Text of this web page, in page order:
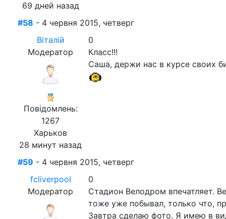
69 дней назад
#58 - 4 червня 2015, четверг
Віталій
Модератор
Повідомлень:
1267
Харьков
28 минут назад
0
Класс!!!
Саша, держи нас в курсе своих
#59 - 4 червня 2015, четверг
fcliverpool
Модератор
0
Стадион Велодром впечатляет.
тоже уже побывал, только что,
Завтра сделаю фото. Я имею в